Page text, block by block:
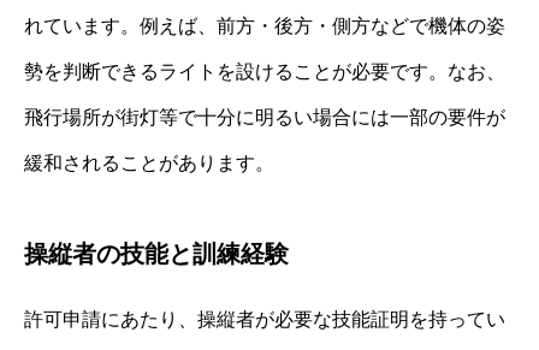
れています。例えば、前方・後方・側方などで機体の姿
勢を判断できるライトを設けることが必要です。なお、
飛行場所が街灯等で十分に明るい場合には一部の要件が
緩和されることがあります。
操縦者の技能と訓練経験
許可申請にあたり、操縦者が必要な技能証明を持ってい